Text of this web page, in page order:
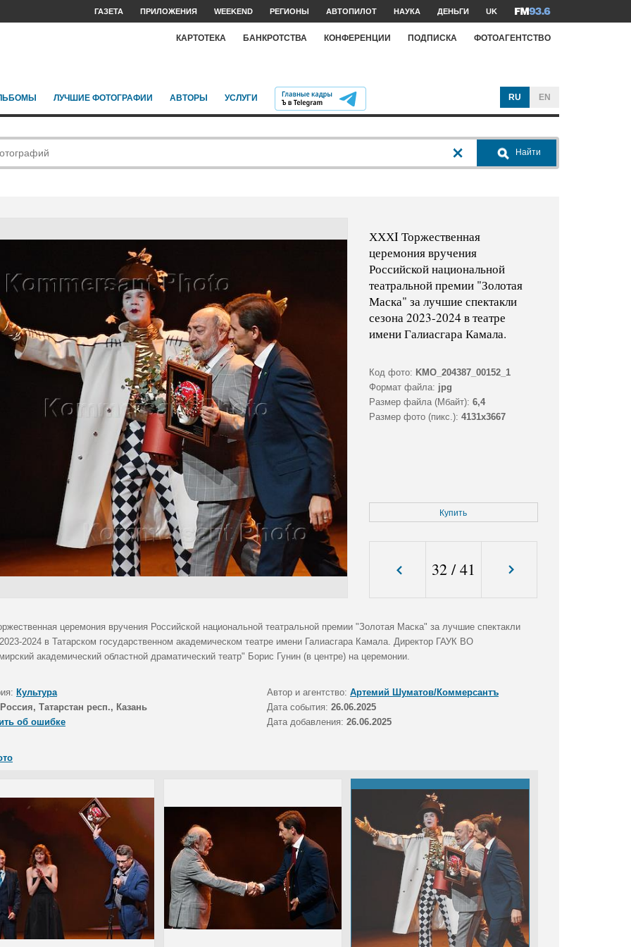
ГАЗЕТА ПРИЛОЖЕНИЯ WEEKEND РЕГИОНЫ АВТОПИЛОТ НАУКА ДЕНЬГИ UK
КАРТОТЕКА БАНКРОТСТВА КОНФЕРЕНЦИИ ПОДПИСКА ФОТОАГЕНТСТВО
ЛУЧШИЕ ФОТОГРАФИИ АВТОРЫ УСЛУГИ RU EN
Найти
ХХХI Торжественная
церемония вручения
Российской национальной
театральной премии "Золотая
Маска" за лучшие спектакли
сезона 2023-2024 в театре
имени Галиасгара Камала.
Код фото: KMO_204387_00152_1
Формат файла: jpg
Размер файла (Мбайт): 6,4
Размер фото (пикс.): 4131x3667
Купить
32/41
церемония вручения Российской национальной театральной премии "Золотая Маска" за лучшие спектакли
2024 в Татарском государственном академическом театре имени Галиасгара Камала. Директор ГАУК ВО
академический областной драматический театр" Борис Гунин (в центре) на церемонии.
Культура Автор и агентство: Артемий Шуматов/Коммерсантъ
Россия, Татарстан респ., Казань Дата события: 26.06.2025
об ошибке
Дата добавления: 26.06.2025